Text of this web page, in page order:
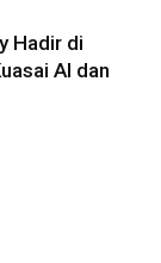
Hadir di
AI dan